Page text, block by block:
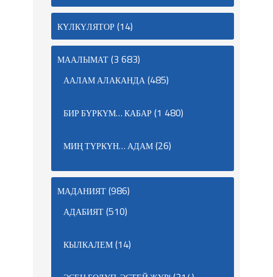
КҮЛКҮЛЯТОР(14)
МААЛЫМАТ(3 683)
ААЛАМ АЛАКАНДА(485)
БИР БҮРКҮМ… КАБАР(1 480)
МИҢ ТҮРКҮН… АДАМ(26)
МАДАНИЯТ(986)
АДАБИЯТ(510)
КЫЛКАЛЕМ(14)